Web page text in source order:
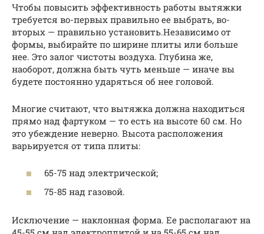
Чтобы повысить эффективность работы вытяжки
требуется во-первых правильно ее выбрать, во-
вторых — правильно установить.Независимо от
формы, выбирайте по ширине плиты или больше
нее. Это залог чистоты воздуха. Глубина же,
наоборот, должна быть чуть меньше — иначе вы
будете постоянно ударяться об нее головой.
Многие считают, что вытяжка должна находиться
прямо над фартуком — то есть на высоте 60 см. Но
это убеждение неверно. Высота расположения
варьируется от типа плиты:
65-75 над электрической;
75-85 над газовой.
Исключение — наклонная форма. Ее располагают на